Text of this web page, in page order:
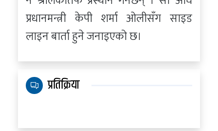
प्रधानमन्त्री केपी शर्मा ओलीसँग साइड
लाइन बार्ता हुने जनाइएको छ।
प्रतिक्रिया